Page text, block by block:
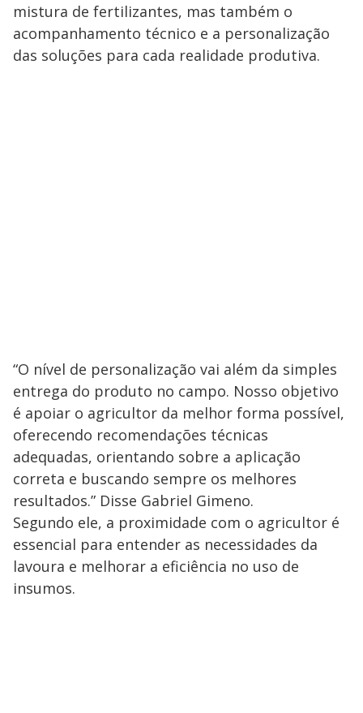
mistura de fertilizantes, mas também o
acompanhamento técnico e a personalização
das soluções para cada realidade produtiva.
“O nível de personalização vai além da simples
entrega do produto no campo. Nosso objetivo
é apoiar o agricultor da melhor forma possível,
oferecendo recomendações técnicas
adequadas, orientando sobre a aplicação
correta e buscando sempre os melhores
resultados.” Disse Gabriel Gimeno.
Segundo ele, a proximidade com o agricultor é
essencial para entender as necessidades da
lavoura e melhorar a eficiência no uso de
insumos.